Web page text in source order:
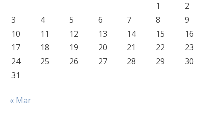
1
2
3
4 5 6 7 8
9
10
11 12 13 14 15
16
17
18 19 20 21 22
23
24
25 26 27 28 29
30
31
« Mar